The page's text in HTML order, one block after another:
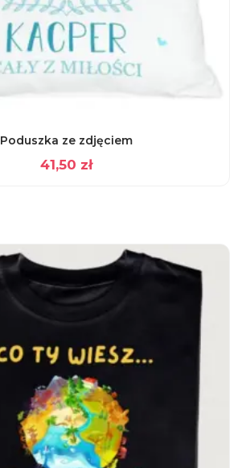
Poduszka ze zdjęciem
41,50 zł